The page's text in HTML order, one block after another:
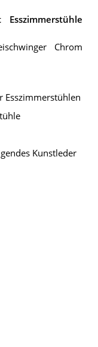
Chrom
Esszimmerstühlen
Kunstleder